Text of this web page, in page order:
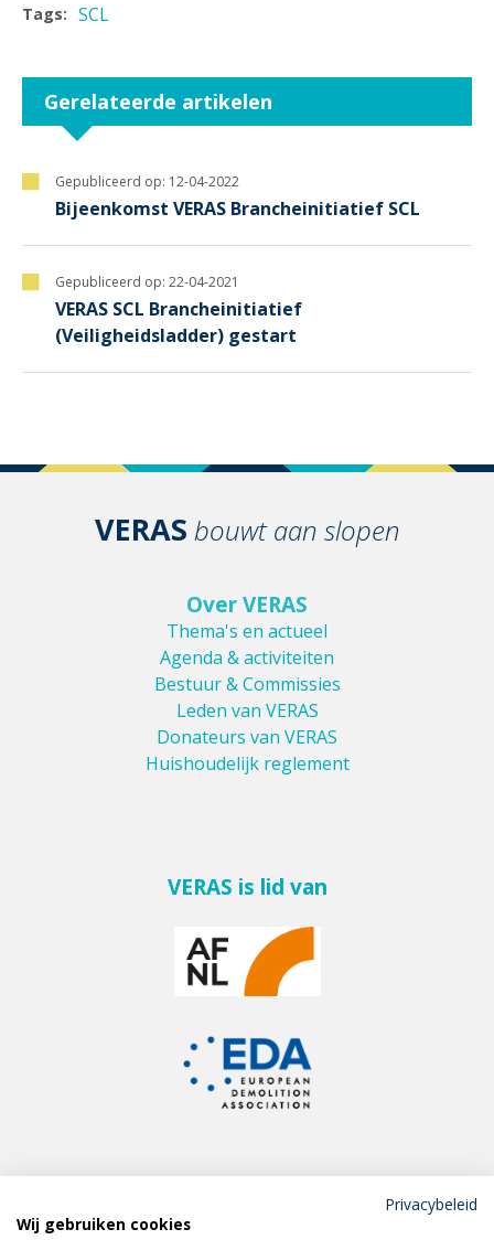
Tags: SCL
Gerelateerde artikelen
Gepubliceerd op: 12-04-2022
Bijeenkomst VERAS Brancheinitiatief SCL
Gepubliceerd op: 22-04-2021
VERAS SCL Brancheinitiatief
(Veiligheidsladder) gestart
VERAS bouwt aan slopen
Over VERAS
Thema's en actueel
Agenda & activiteiten
Bestuur & Commissies
Leden van VERAS
Donateurs van VERAS
Huishoudelijk reglement
VERAS is lid van
Meld je aan voor de
Privacybeleid
Wij gebruiken cookies